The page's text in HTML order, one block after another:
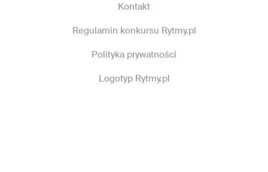
Kontakt
Regulamin konkursu Rytmy.pl
Polityka prywatności
Logotyp Rytmy.pl